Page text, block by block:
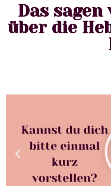
Das
über die